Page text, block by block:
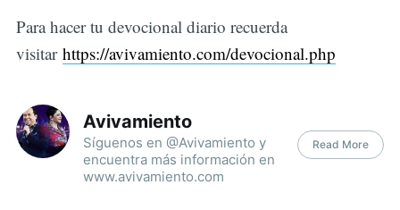
Para hacer tu devocional diario recuerda
visitar https://avivamiento.com/devocional.php
Avivamiento
Síguenos en @Avivamiento y
encuentra más información en
www.avivamiento.com
Read More